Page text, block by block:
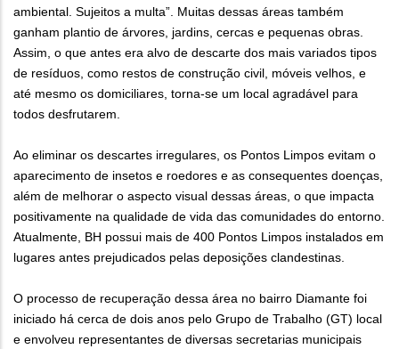
ambiental. Sujeitos a multa”. Muitas dessas áreas também
ganham plantio de árvores, jardins, cercas e pequenas obras.
Assim, o que antes era alvo de descarte dos mais variados tipos
de resíduos, como restos de construção civil, móveis velhos, e
até mesmo os domiciliares, torna-se um local agradável para
todos desfrutarem.
Ao eliminar os descartes irregulares, os Pontos Limpos evitam o
aparecimento de insetos e roedores e as consequentes doenças,
além de melhorar o aspecto visual dessas áreas, o que impacta
positivamente na qualidade de vida das comunidades do entorno.
Atualmente, BH possui mais de 400 Pontos Limpos instalados em
lugares antes prejudicados pelas deposições clandestinas.
O processo de recuperação dessa área no bairro Diamante foi
iniciado há cerca de dois anos pelo Grupo de Trabalho (GT) local
e envolveu representantes de diversas secretarias municipais